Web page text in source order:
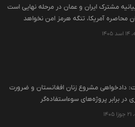
مشترک ایران و عمان در مرحله نهایی است
محاصره آمریکا، تنگه هرمز امن نخواهد
دادخواهی مشروع زنان افغانستان و ضرورت
در برابر پروژه‌های سوءاستفاده‌گر